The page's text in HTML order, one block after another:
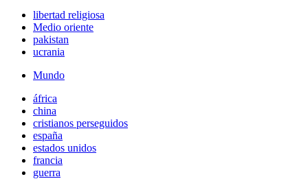
libertad religiosa
Medio oriente
pakistan
ucrania
Mundo
áfrica
china
cristianos perseguidos
españa
estados unidos
francia
guerra